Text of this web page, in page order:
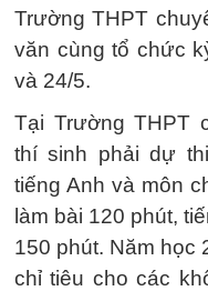
Trường THPT
văn cùng tổ chức
và 24/5.
Tại Trường THPT
thí sinh phải dự
tiếng Anh và môn
làm bài 120 phút,
150 phút. Năm học
chỉ tiêu cho các